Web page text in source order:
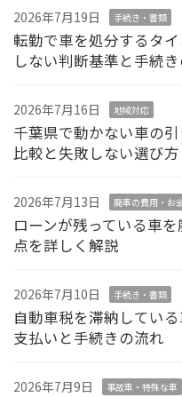
2026年7月19日 手続き・書類
転勤で車を処分するタ
しない判断基準と手続
2026年7月16日 地域対応
千葉県で動かない車の
比較と失敗しない選び方
2026年7月13日 廃車の費用・お
ローンが残っている車
点を詳しく解説
2026年7月10日 手続き・書類
自動車税を滞納してい
支払いと手続きの流れ
2026年7月9日 事故車・特殊な車